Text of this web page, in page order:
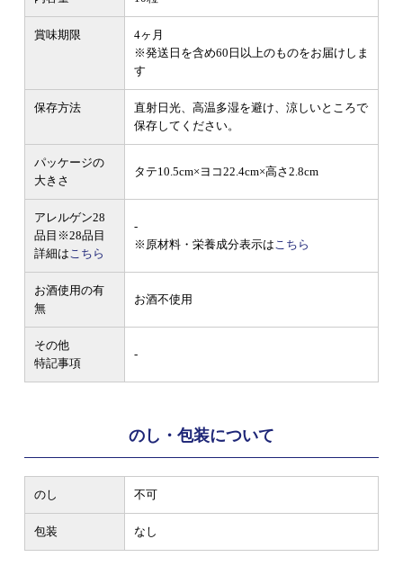
賞味期限
4ヶ月
※発送日を含め60日以上のものをお届けしま
す
保存方法
直射日光、高温多湿を避け、涼しいところで
保存してください。
パッケージの
大きさ
タテ10.5cm×ヨコ22.4cm×高さ2.8cm
アレルゲン28
品目 ※28品目
詳細はこちら
-
※原材料・栄養成分表示はこちら
お酒使用の有
無
お酒不使用
その他
特記事項
-
のし・包装について
のし 不可
包装 なし